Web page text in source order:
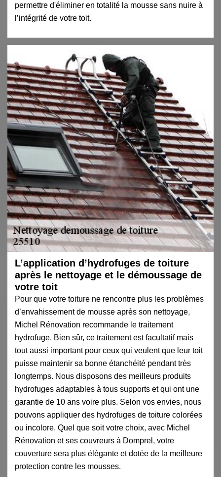
permettre d'éliminer en totalité la mousse sans nuire à
l’intégrité de votre toit.
L’application d’hydrofuges de toiture
après le nettoyage et le démoussage de
votre toit
Pour que votre toiture ne rencontre plus les problèmes
d’envahissement de mousse après son nettoyage,
Michel Rénovation recommande le traitement
hydrofuge. Bien sûr, ce traitement est facultatif mais
tout aussi important pour ceux qui veulent que leur toit
puisse maintenir sa bonne étanchéité pendant très
longtemps. Nous disposons des meilleurs produits
hydrofuges adaptables à tous supports et qui ont une
garantie de 10 ans voire plus. Selon vos envies, nous
pouvons appliquer des hydrofuges de toiture colorées
ou incolore. Quel que soit votre choix, avec Michel
Rénovation et ses couvreurs à Domprel, votre
couverture sera plus élégante et dotée de la meilleure
protection contre les mousses.